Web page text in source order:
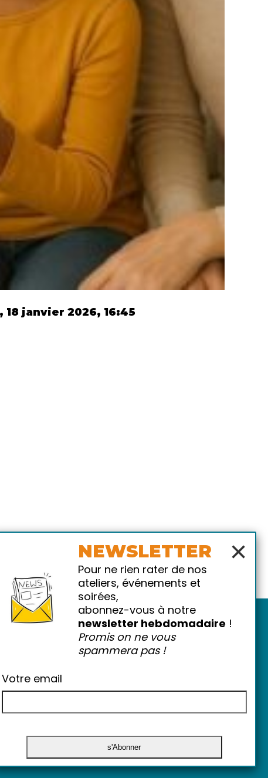
janvier 2026, 16:45
-FAQ
×
NEWSLETTER
Pour ne rien rater de nos
ateliers, événements et
soirées,
abonnez-vous à notre
newsletter hebdomadaire !
Promis on ne vous
spammera pas !
Votre email